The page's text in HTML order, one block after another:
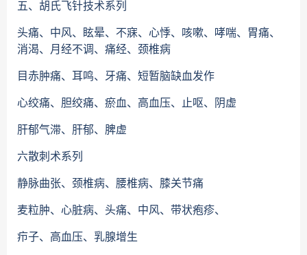
五、胡氏飞针技术系列
头痛、中风、眩晕、不寐、心悸、咳嗽、哮喘、胃痛、
消渴、月经不调、痛经、颈椎病
目赤肿痛、耳鸣、牙痛、短暂脑缺血发作
心绞痛、胆绞痛、瘀血、高血压、止呕、阴虚
肝郁气滞、肝郁、脾虚
六散刺术系列
静脉曲张、颈椎病、腰椎病、膝关节痛
麦粒肿、心脏病、头痛、中风、带状疱疹、
疖子、高血压、乳腺增生